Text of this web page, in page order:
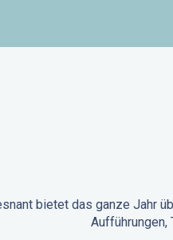
bietet das ganze Jahr
Aufführungen,